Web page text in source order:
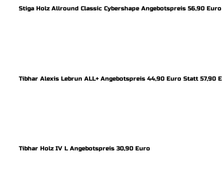
Stiga Holz Allround Classic Cybershape Angebotspreis 56,90
Tibhar Alexis Lebrun ALL+ Angebotspreis 44,90 Euro Statt 57,90
Tibhar Holz IV L Angebotspreis 30,90 Euro